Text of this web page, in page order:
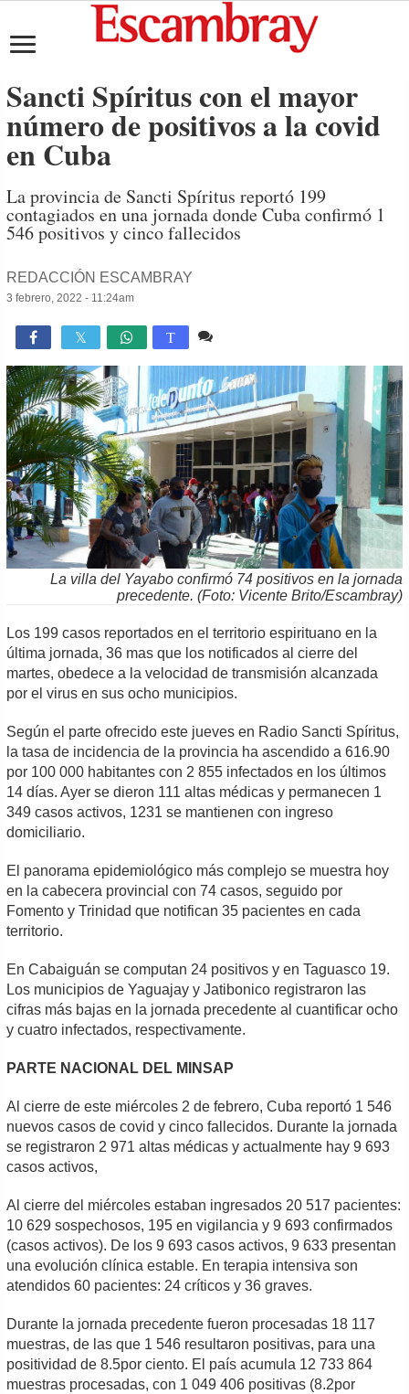
Sancti Spíritus con el mayor
número de positivos a la covid
en Cuba
La provincia de Sancti Spíritus reportó 199
contagiados en una jornada donde Cuba confirmó 1
546 positivos y cinco fallecidos
REDACCIÓN ESCAMBRAY
3 febrero, 2022 - 11:24am
 T
La villa del Yayabo confirmó 74 positivos en la jornada
precedente. (Foto: Vicente Brito/Escambray)
Los 199 casos reportados en el territorio espirituano en la
última jornada, 36 mas que los notificados al cierre del
martes, obedece a la velocidad de transmisión alcanzada
por el virus en sus ocho municipios.
Según el parte ofrecido este jueves en Radio Sancti Spíritus,
la tasa de incidencia de la provincia ha ascendido a 616.90
por 100 000 habitantes con 2 855 infectados en los últimos
14 días. Ayer se dieron 111 altas médicas y permanecen 1
349 casos activos, 1231 se mantienen con ingreso
domiciliario.
El panorama epidemiológico más complejo se muestra hoy
en la cabecera provincial con 74 casos, seguido por
Fomento y Trinidad que notifican 35 pacientes en cada
territorio.
En Cabaiguán se computan 24 positivos y en Taguasco 19.
Los municipios de Yaguajay y Jatibonico registraron las
cifras más bajas en la jornada precedente al cuantificar ocho
y cuatro infectados, respectivamente.
PARTE NACIONAL DEL MINSAP
Al cierre de este miércoles 2 de febrero, Cuba reportó 1 546
nuevos casos de covid y cinco fallecidos. Durante la jornada
se registraron 2 971 altas médicas y actualmente hay 9 693
casos activos,
Al cierre del miércoles estaban ingresados 20 517 pacientes:
10 629 sospechosos, 195 en vigilancia y 9 693 confirmados
(casos activos). De los 9 693 casos activos, 9 633 presentan
una evolución clínica estable. En terapia intensiva son
atendidos 60 pacientes: 24 críticos y 36 graves.
Durante la jornada precedente fueron procesadas 18 117
muestras, de las que 1 546 resultaron positivas, para una
positividad de 8.5por ciento. El país acumula 12 733 864
muestras procesadas, con 1 049 406 positivas (8.2por